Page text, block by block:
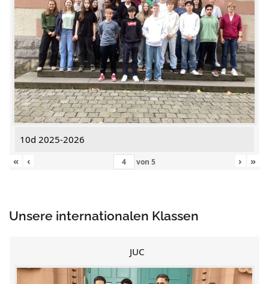
10d 2025-2026
«
‹ von 5 › »
Unsere internationalen Klassen
JUC